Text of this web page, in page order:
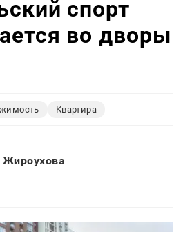
спорт
во дворы
Квартира
Жироухова